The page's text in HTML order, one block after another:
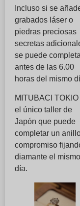
Incluso si se
grabados láser o
piedras preciosas
secretas
se puede
antes de las 6.00
horas del mismo
MITUBACI
el único taller de
Japón que puede
completar un
compromiso
diamante el mismo
día.